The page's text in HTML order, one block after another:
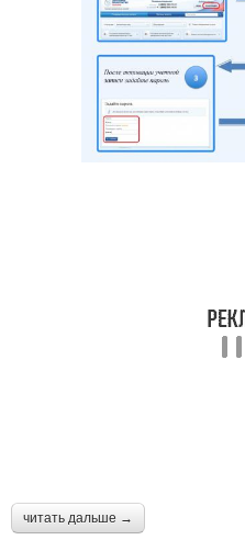
читать дальше →